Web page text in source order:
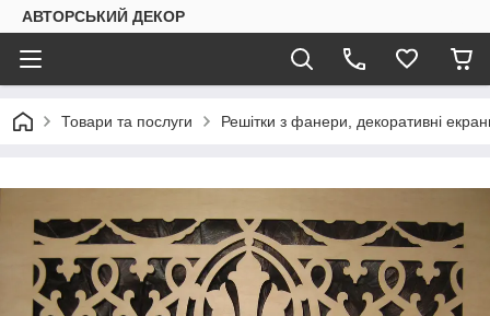
АВТОРСЬКИЙ ДЕКОР
Товари та послуги Решітки з фанери, декоративні